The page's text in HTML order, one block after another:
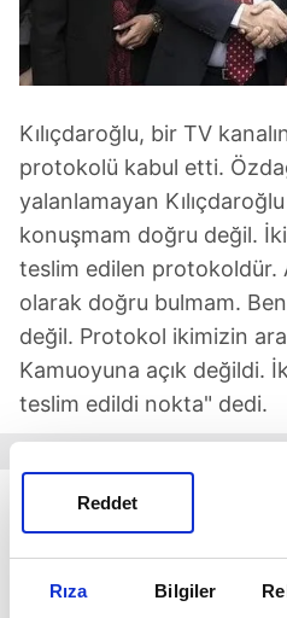
Rıza Bilgiler
Reddet
Kılıçdaroğlu, bir TV
protokolü kabul etti.
yalanlamayan
konuşmam doğru değil.
teslim edilen protokoldür.
olarak doğru bulmam.
değil. Protokol ikimizin
Kamuoyuna açık değildi.
teslim edildi nokta" dedi.